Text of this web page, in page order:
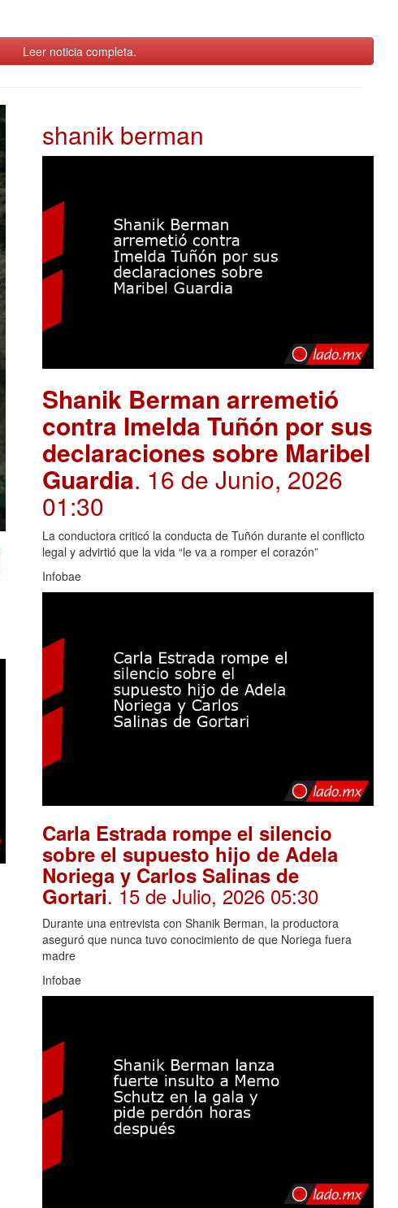
Leer noticia completa.
shanik berman
Shanik Berman arremetió
contra Imelda Tuñón por sus
declaraciones sobre Maribel
Guardia. 16 de Junio, 2026
01:30
La conductora criticó la conducta de Tuñón durante el conflicto
legal y advirtió que la vida “le va a romper el corazón”
Infobae
Carla Estrada rompe el silencio
sobre el supuesto hijo de Adela
Noriega y Carlos Salinas de
Gortari. 15 de Julio, 2026 05:30
Durante una entrevista con Shanik Berman, la productora
aseguró que nunca tuvo conocimiento de que Noriega fuera
madre
Infobae